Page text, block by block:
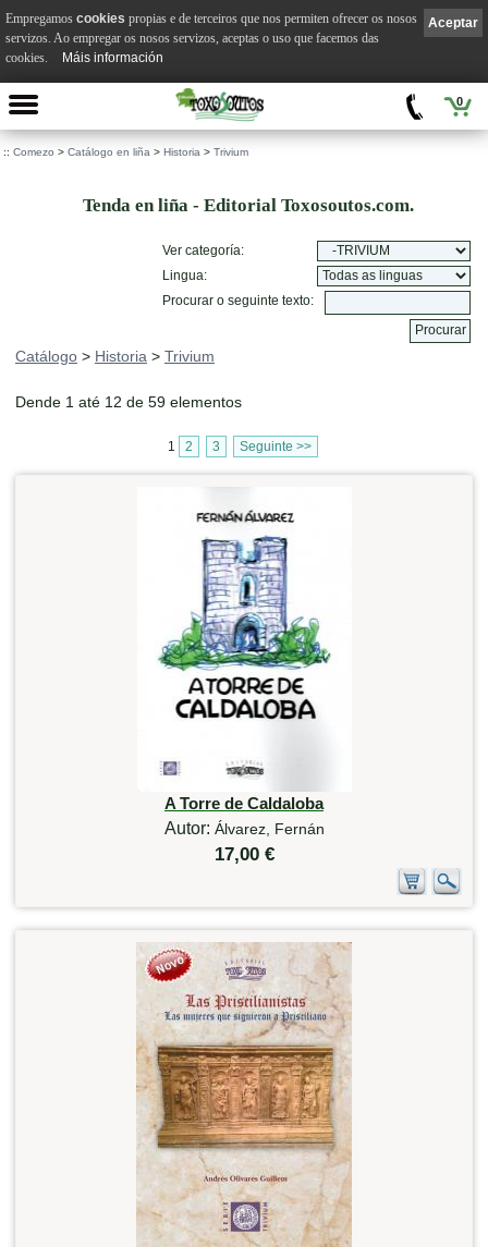
0
:: Comezo > Catálogo en liña > Historia > Trivium
Tenda en liña - Editorial Toxosoutos.com.
Ver categoría:
Lingua:
Procurar o seguinte texto:
Catálogo > Historia > Trivium
Dende 1 até 12 de 59 elementos
1 2 3 Seguinte >>
A Torre de Caldaloba
Autor: Álvarez, Fernán
17,00 €
Aceptar
Empregamos cookies propias e de terceiros que nos permiten ofrecer os nosos
servizos. Ao empregar os nosos servizos, aceptas o uso que facemos das
cookies.
Máis información